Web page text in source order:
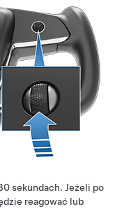
sekundach. Jeżeli po
reagować lub